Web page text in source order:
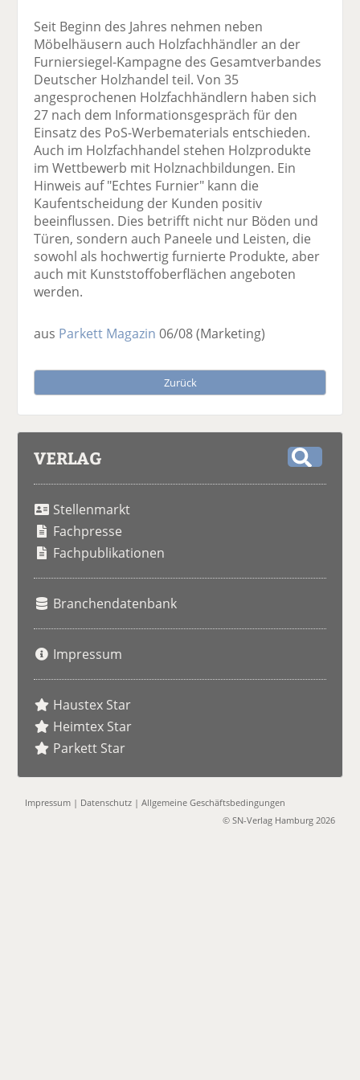
Seit Beginn des Jahres nehmen neben
Möbelhäusern auch Holzfachhändler an der
Furniersiegel-Kampagne des Gesamtverbandes
Deutscher Holzhandel teil. Von 35
angesprochenen Holzfachhändlern haben sich
27 nach dem Informationsgespräch für den
Einsatz des PoS-Werbematerials entschieden.
Auch im Holzfachhandel stehen Holzprodukte
im Wettbewerb mit Holznachbildungen. Ein
Hinweis auf "Echtes Furnier" kann die
Kaufentscheidung der Kunden positiv
beeinflussen. Dies betrifft nicht nur Böden und
Türen, sondern auch Paneele und Leisten, die
sowohl als hochwertig furnierte Produkte, aber
auch mit Kunststoffoberflächen angeboten
werden.
aus Parkett Magazin 06/08(Marketing)
Zurück
VERLAG
Stellenmarkt
Fachpresse
Fachpublikationen
Branchendatenbank
Impressum
Haustex Star
Heimtex Star
Parkett Star
Impressum | Datenschutz |Allgemeine Geschäftsbedingungen
© SN-Verlag Hamburg 2026